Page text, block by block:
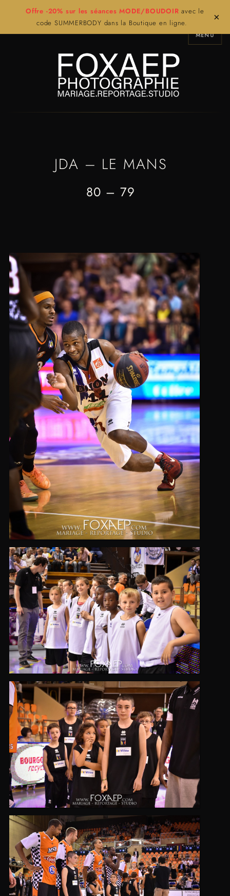
Offre -20% sur les séances MODE/BOUDOIR avec le
code SUMMERBODY dans la Boutique en ligne.
×
MENU
JDA – LE MANS
80 – 79